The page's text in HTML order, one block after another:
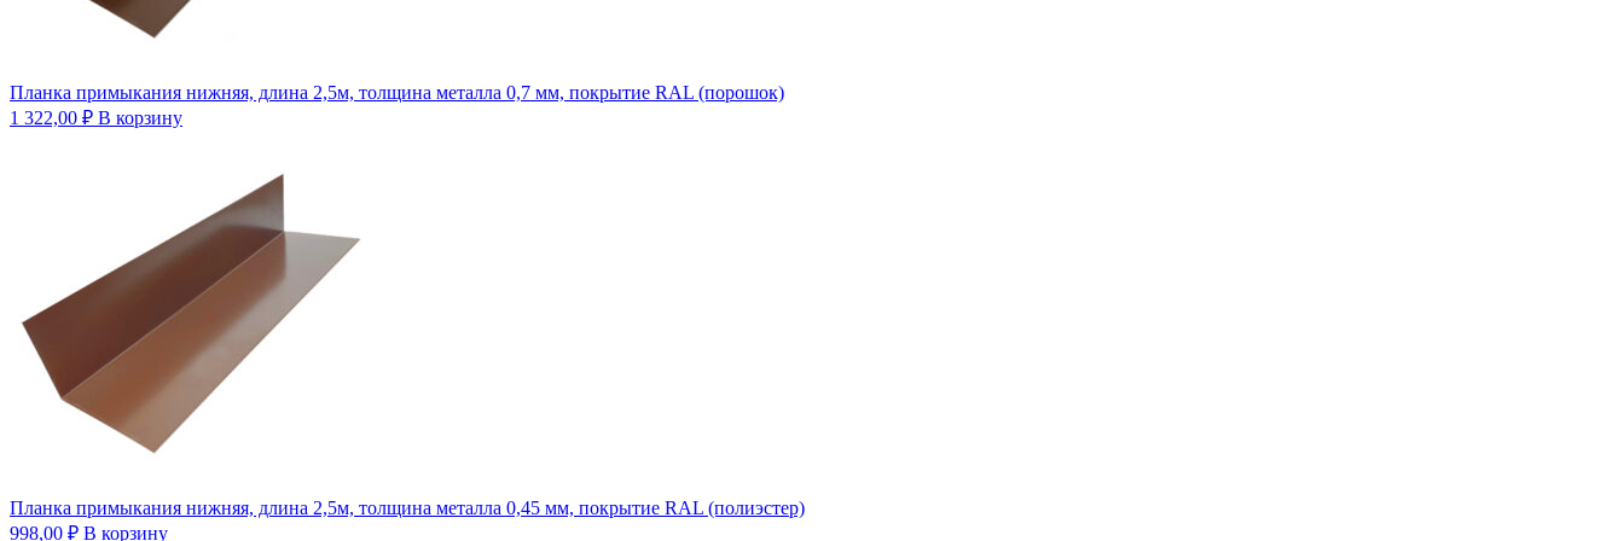
Планка примыкания нижняя, длина 2,5м, толщина металла 0,7 мм, покрытие RAL (порошок)
1 322,00 ₽ В корзину
Планка примыкания нижняя, длина 2,5м, толщина металла 0,45 мм, покрытие RAL (полиэстер)
998,00 ₽ В корзину